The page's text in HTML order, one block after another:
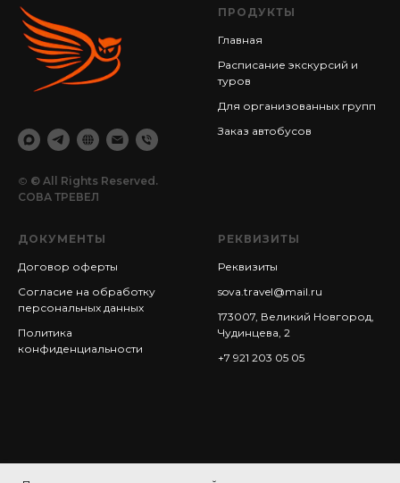
© © All Rights Reserved.
СОВА ТРЕВЕЛ
ПРОДУКТЫ
Главная
Расписание экскурсий и
туров
Для организованных групп
Заказ автобусов
ДОКУМЕНТЫ
Договор оферты
Согласие на обработку
персональных данных
Политика
конфиденциальности
РЕКВИЗИТЫ
Реквизиты
sova.travel@mail.ru
173007, Великий Новгород,
Чудинцева, 2
+7 921 203 05 05